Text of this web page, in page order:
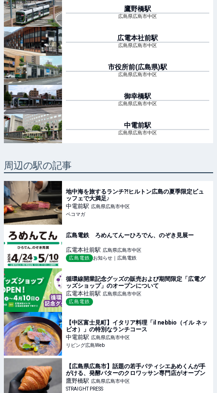
鷹野橋駅
広島県広島市中区
広電本社前駅
広島県広島市中区
市役所前(広島県)駅
広島県広島市中区
御幸橋駅
広島県広島市中区
中電前駅
広島県広島市中区
周辺の駅の記事
地中海を旅するランチ⁈ヒルトン広島の夏季限定ビュ
ッフェで大満足♪
中電前駅 広島県広島市中区
ペコマガ
広島電鉄 ろめんてんーひろでん、のぞき見展ー
広電本社前駅 広島県広島市中区
広島電鉄
お知らせ｜広島電鉄
循環線開業記念グッズの販売および期間限定「広電グ
ッズショップ」のオープンについて
広電本社前駅 広島県広島市中区
広島電鉄
【中区富士見町】イタリア料理「il nebbio（イル ネッ
ビオ）」の特別なランチコース
中電前駅 広島県広島市中区
リビング広島Web
【広島県広島市】話題の若手パティシエあめくんが手
がける、発酵バターのクロワッサン専門店がオープン
鷹野橋駅 広島県広島市中区
STRAIGHT PRESS